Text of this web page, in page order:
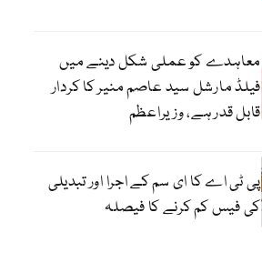
معاہدے کو عملی شکل دینے میں
فیلڈ مارشل سید عاصم منیر کا کردار
قابل قدر ہے، وزیراعظم
پی ٹی اے کا ای سم کے اجرا اور تبدیلی
کی فیس کم کرنے کا فیصلہ